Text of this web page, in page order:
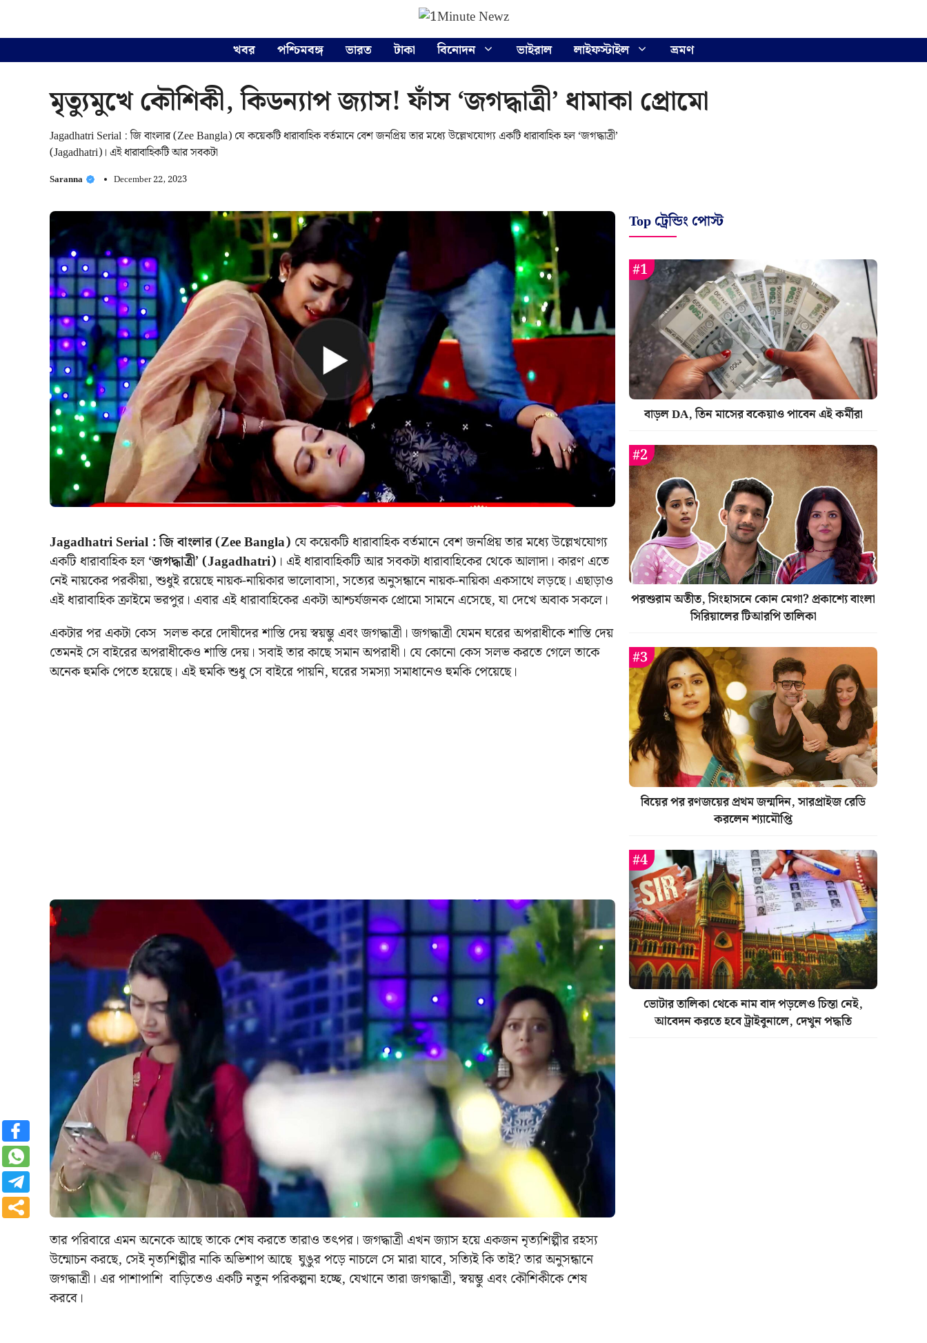
খবর পশ্চিমবঙ্গ ভারত টাকা বিনোদন ভাইরাল লাইফস্টাইল ভ্রমণ
মৃত্যুমুখে কৌশিকী, কিডন্যাপ জ্যাস! ফাঁস ‘জগদ্ধাত্রী’ ধামাকা প্রোমো
Jagadhatri Serial : জি বাংলার (Zee Bangla) যে কয়েকটি ধারাবাহিক বর্তমানে বেশ জনপ্রিয় তার মধ্যে উল্লেখযোগ্য একটি ধারাবাহিক হল ‘জগদ্ধাত্রী’
(Jagadhatri)। এই ধারাবাহিকটি আর সবকটা
Saranna December 22, 2023
Jagadhatri Serial : জি বাংলার (Zee Bangla) যে কয়েকটি ধারাবাহিক বর্তমানে বেশ জনপ্রিয় তার মধ্যে উল্লেখযোগ্য
একটি ধারাবাহিক হল‘জগদ্ধাত্রী’ (Jagadhatri) । এই ধারাবাহিকটি আর সবকটা ধারাবাহিকের থেকে আলাদা। কারণ এতে
নেই নায়কের পরকীয়া, শুধুই রয়েছে নায়ক-নায়িকার ভালোবাসা, সত্যের অনুসন্ধানে নায়ক-নায়িকা একসাথে লড়ছে। এছাড়াও
এই ধারাবাহিক ক্রাইমে ভরপুর। এবার এই ধারাবাহিকের একটা আশ্চর্যজনক প্রোমো সামনে এসেছে, যা দেখে অবাক সকলে।
একটার পর একটা কেস সলভ করে দোষীদের শাস্তি দেয় স্বয়ম্ভু এবং জগদ্ধাত্রী। জগদ্ধাত্রী যেমন ঘরের অপরাধীকে শাস্তি দেয়
তেমনই সে বাইরের অপরাধীকেও শাস্তি দেয়। সবাই তার কাছে সমান অপরাধী। যে কোনো কেস সলভ করতে গেলে তাকে
অনেক হুমকি পেতে হয়েছে। এই হুমকি শুধু সে বাইরে পায়নি, ঘরের সমস্যা সমাধানেও হুমকি পেয়েছে।
তার পরিবারে এমন অনেকে আছে তাকে শেষ করতে তারাও তৎপর।জগদ্ধাত্রী এখন জ্যাস হয়ে একজন নৃত্যশিল্পীর রহস্য
উন্মোচন করছে, সেই নৃত্যশিল্পীর নাকি অভিশাপ আছে ঘুঙুর পড়ে নাচলে সে মারা যাবে, সত্যিই কি তাই? তার অনুসন্ধানে
জগদ্ধাত্রী। এর পাশাপাশি বাড়িতেও একটি নতুন পরিকল্পনা হচ্ছে, যেখানে তারা জগদ্ধাত্রী, স্বয়ম্ভু এবং কৌশিকীকে শেষ
করবে।
Top ট্রেন্ডিং পোস্ট
বাড়ল DA, তিন মাসের বকেয়াও পাবেন এই কর্মীরা
পরশুরাম অতীত, সিংহাসনে কোন মেগা? প্রকাশ্যে বাংলা
সিরিয়ালের টিআরপি তালিকা
বিয়ের পর রণজয়ের প্রথম জন্মদিন, সারপ্রাইজ রেডি
করলেন শ্যামৌপ্তি
ভোটার তালিকা থেকে নাম বাদ পড়লেও চিন্তা নেই,
আবেদন করতে হবে ট্রাইবুনালে, দেখুন পদ্ধতি